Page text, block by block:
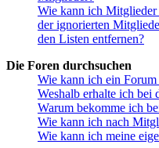
Wie kann ich
der ignorierten
den Listen entfernen?
Die Foren durchsuchen
Wie kann ich ein Forum
Weshalb erhalte ich bei
Warum bekomme ich
Wie kann ich nach
Wie kann ich meine